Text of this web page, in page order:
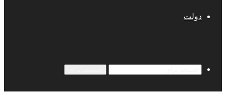
دولت